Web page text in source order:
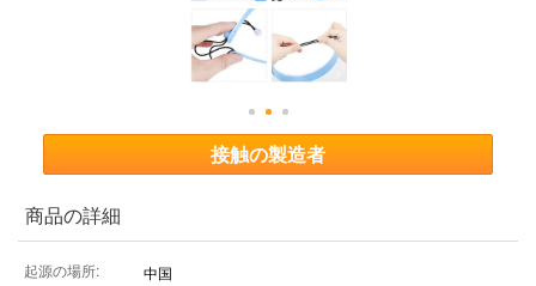
接触の製造者
商品の詳細
起源の場所:
中国